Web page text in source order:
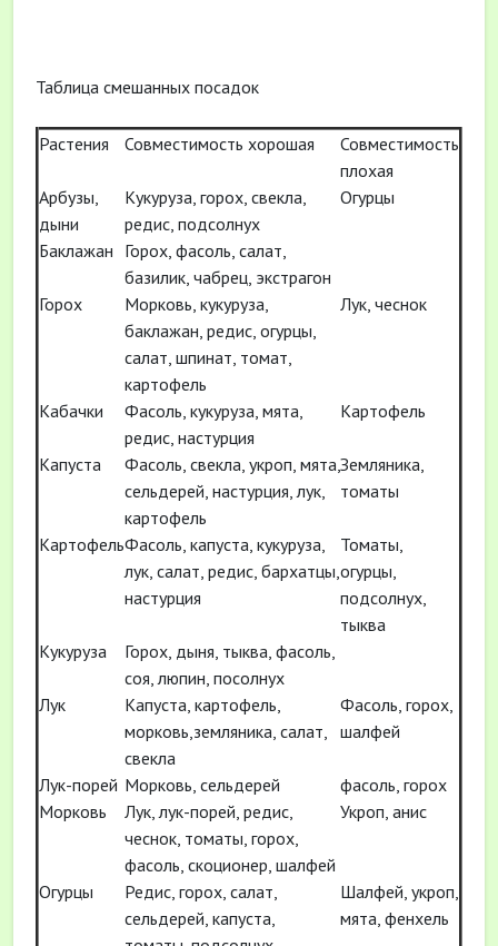
Таблица смешанных посадок
Растения Совместимость хорошая
Совместимость
плохая
Арбузы,
дыни
Кукуруза, горох, свекла,
редис, подсолнух
Огурцы
Баклажан Горох, фасоль, салат,
базилик, чабрец, экстрагон
Горох
Морковь, кукуруза,
баклажан, редис, огурцы,
салат, шпинат, томат,
картофель
Лук, чеснок
Кабачки
Фасоль, кукуруза, мята,
редис, настурция
Картофель
Капуста
Фасоль, свекла, укроп, мята,
сельдерей, настурция, лук,
картофель
Земляника,
томаты
КартофельФасоль, капуста, кукуруза,
лук, салат, редис, бархатцы,
настурция
Томаты,
огурцы,
подсолнух,
тыква
Кукуруза
Горох, дыня, тыква, фасоль,
соя, люпин, посолнух
Лук
Капуста, картофель,
морковь,земляника, салат,
свекла
Фасоль, горох,
шалфей
Лук-порей Морковь, сельдерей
фасоль, горох
Морковь
Лук, лук-порей, редис,
чеснок, томаты, горох,
фасоль, скоционер, шалфей
Укроп, анис
Огурцы
Редис, горох, салат,
сельдерей, капуста,
Шалфей, укроп,
мята, фенхель